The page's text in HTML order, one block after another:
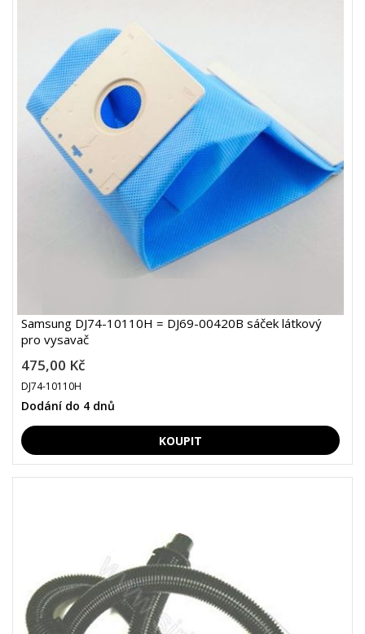
Samsung DJ74-10110H = DJ69-00420B sáček látkový
pro vysavač
475,00 Kč
DJ74-10110H
Dodání do 4 dnů